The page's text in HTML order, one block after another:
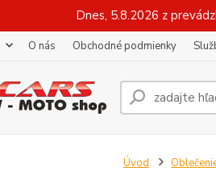
Dnes, 5.8.2026 z
O nás Obchodné podmienky
Úvod